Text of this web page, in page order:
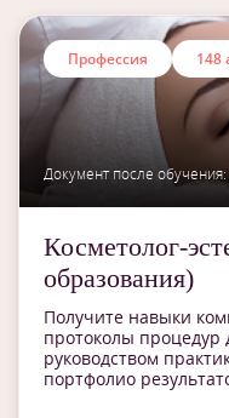
Профессия 148
Документ после обучения:
Косметолог-
образования)
Получите навыки
протоколы процедур
руководством
портфолио